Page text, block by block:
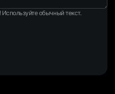
обычный текст.